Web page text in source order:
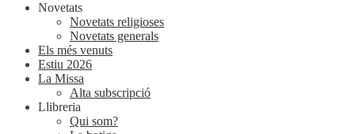
Novetats
Novetats religioses
Novetats generals
Els més venuts
Estiu 2026
La Missa
Alta subscripció
Llibreria
Qui som?